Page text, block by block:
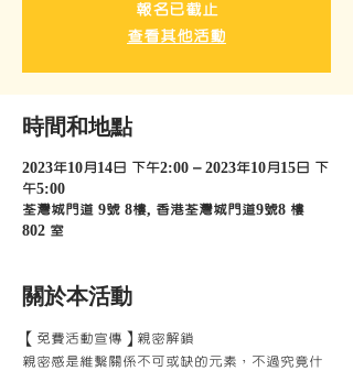
報名已截止
查看其他活動
時間和地點
2023年10月14日 下午2:00 – 2023年10月15日 下
午5:00
荃灣城門道 9號 8樓, 香港荃灣城門道9號8 樓
802 室
關於本活動
【免費活動宣傳】親密解鎖
親密感是維繫關係不可或缺的元素，不過究竟什